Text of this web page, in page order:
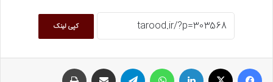
کپی لینک
ایکس